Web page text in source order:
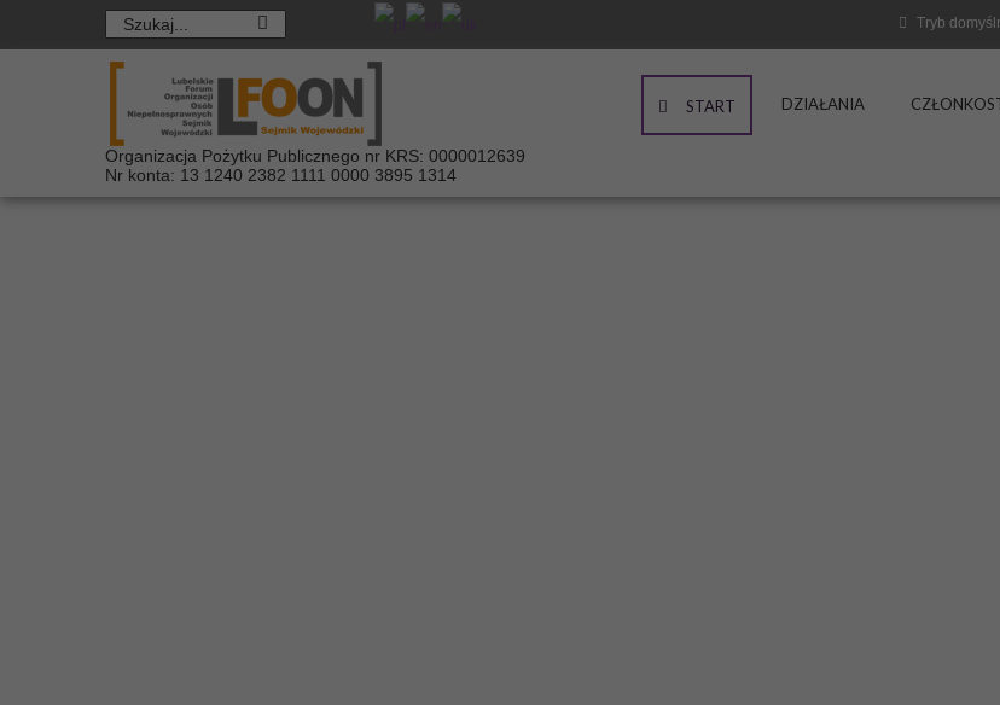
Tryb
Organizacja Pożytku Publicznego nr KRS: 0000012639
Nr konta: 13 1240 2382 1111 0000 3895 1314
START DZIAŁANIA